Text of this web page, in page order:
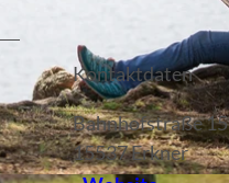
Kontaktdaten
Bahnhofstraße 15
15537Erkner